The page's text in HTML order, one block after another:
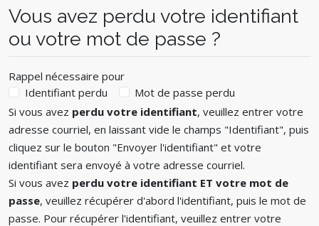
Vous avez perdu votre identifiant
ou votre mot de passe ?
Rappel nécessaire pour
Identifiant perdu
Mot de passe perdu
Si vous avez perdu votre identifiant, veuillez entrer votre
adresse courriel, en laissant vide le champs "Identifiant", puis
cliquez sur le bouton "Envoyer l'identifiant" et votre
identifiant sera envoyé à votre adresse courriel.
Si vous avez perdu votre identifiant ET votre mot de
passe, veuillez récupérer d'abord l'identifiant, puis le mot de
passe. Pour récupérer l'identifiant, veuillez entrer votre